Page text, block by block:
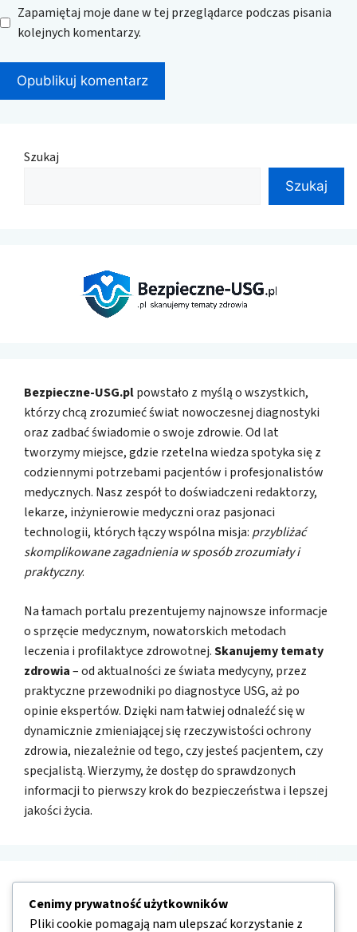
Zapamiętaj moje dane w tej przeglądarce podczas pisania
kolejnych komentarzy.
Szukaj
Szukaj
Bezpieczne-USG.plpowstało z myślą o wszystkich,
którzy chcą zrozumieć świat nowoczesnej diagnostyki
oraz zadbać świadomie o swoje zdrowie. Od lat
tworzymy miejsce, gdzie rzetelna wiedza spotyka się z
codziennymi potrzebami pacjentów i profesjonalistów
medycznych. Nasz zespół to doświadczeni redaktorzy,
lekarze, inżynierowie medyczni oraz pasjonaci
technologii, których łączy wspólna misja: przybliżać
skomplikowane zagadnienia w sposób zrozumiały i
praktyczny.
Na łamach portalu prezentujemy najnowsze informacje
o sprzęcie medycznym, nowatorskich metodach
leczenia i profilaktyce zdrowotnej.Skanujemy tematy
zdrowia– od aktualności ze świata medycyny, przez
praktyczne przewodniki po diagnostyce USG, aż po
opinie ekspertów. Dzięki nam łatwiej odnaleźć się w
dynamicznie zmieniającej się rzeczywistości ochrony
zdrowia, niezależnie od tego, czy jesteś pacjentem, czy
specjalistą. Wierzymy, że dostęp do sprawdzonych
informacji to pierwszy krok do bezpieczeństwa i lepszej
jakości życia.
Nawigacja
Cenimy prywatność użytkowników
Pliki cookie pomagają nam ulepszać korzystanie z